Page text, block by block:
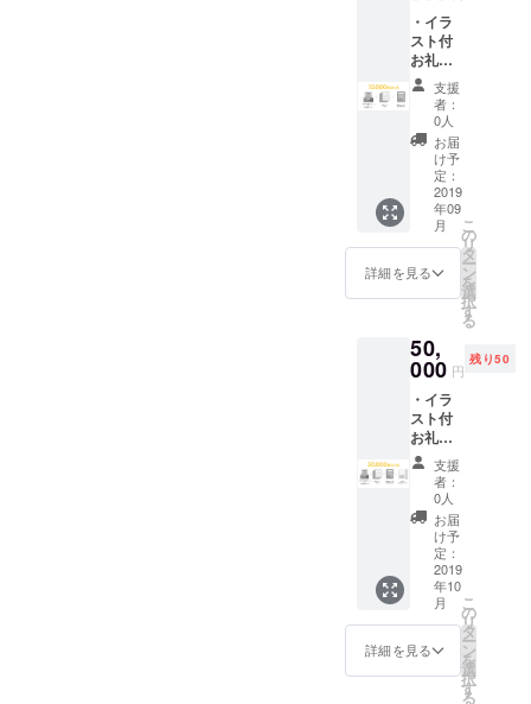
限定版
単行本
プレゼ
ント
（2019
年9月）
・イラ
スト付
お礼
メール
（2018
年9月）
・作業
の進捗
メール
（2018
年10
月） ・
特別
ネーム5
枚 コ
ピー
年12
月） ・
直筆サ
イン入
り限定
版単行
本プレ
ゼント
（2019
年9月）
支援
者：
0人
お届
け予
定：
2019
年09
月
詳細を見る
こ
の
リ
タ
ー
ン
を
選
択
す
る
50,
000 円
残り50
・イラ
スト付
お礼
メール
（2018
年9月）
・作業
の進捗
メール
（2018
年10
月） ・
特別
ネーム5
枚 コ
ピー
支援
者：
0人
お届
け予
定：
2019
年10
月
詳細を見る
こ
の
リ
タ
ー
ン
を
選
択
す
る